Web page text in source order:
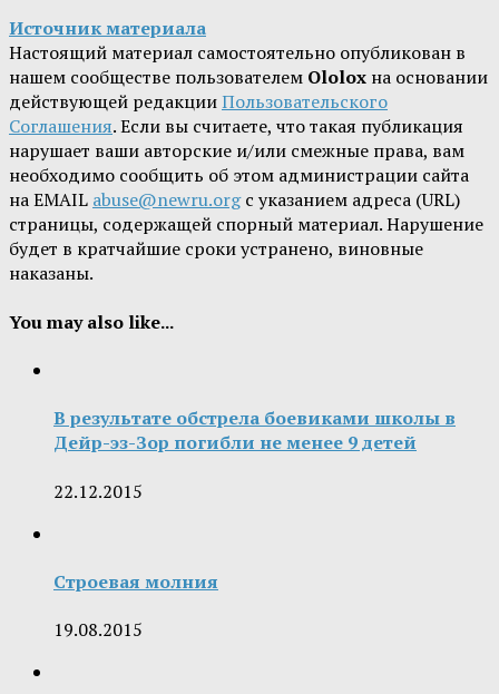
Источник материала
Настоящий материал самостоятельно опубликован в
нашем сообществе пользователем Ololox на основании
действующей редакцииПользовательского
Соглашения. Если вы считаете, что такая публикация
нарушает ваши авторские и/или смежные права, вам
необходимо сообщить об этом администрации сайта
на EMAIL abuse@newru.orgс указанием адреса (URL)
страницы, содержащей спорный материал. Нарушение
будет в кратчайшие сроки устранено, виновные
наказаны.
You may also like...
В результате обстрела боевиками школы в
Дейр-эз-Зор погибли не менее 9 детей
22.12.2015
Строевая молния
19.08.2015